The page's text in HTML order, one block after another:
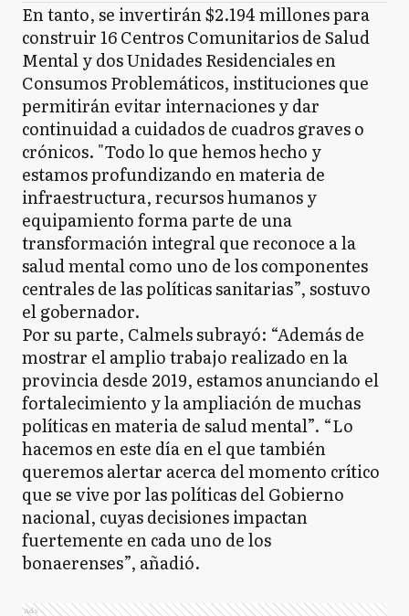
En tanto, se invertirán $2.194 millones para
construir 16 Centros Comunitarios de Salud
Mental y dos Unidades Residenciales en
Consumos Problemáticos, instituciones que
permitirán evitar internaciones y dar
continuidad a cuidados de cuadros graves o
crónicos. "Todo lo que hemos hecho y
estamos profundizando en materia de
infraestructura, recursos humanos y
equipamiento forma parte de una
transformación integral que reconoce a la
salud mental como uno de los componentes
centrales de las políticas sanitarias”, sostuvo
el gobernador.
Por su parte, Calmels subrayó: “Además de
mostrar el amplio trabajo realizado en la
provincia desde 2019, estamos anunciando el
fortalecimiento y la ampliación de muchas
políticas en materia de salud mental”. “Lo
hacemos en este día en el que también
queremos alertar acerca del momento crítico
que se vive por las políticas del Gobierno
nacional, cuyas decisiones impactan
fuertemente en cada uno de los
bonaerenses”, añadió.
Ads